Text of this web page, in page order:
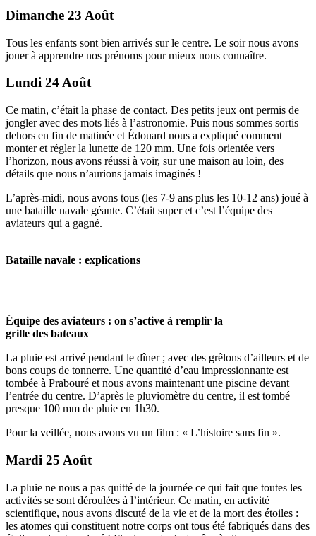
Dimanche 23 Août
Tous les enfants sont bien arrivés sur le centre. Le soir nous avons
jouer à apprendre nos prénoms pour mieux nous connaître.
Lundi 24 Août
Ce matin, c’était la phase de contact. Des petits jeux ont permis de
jongler avec des mots liés à l’astronomie. Puis nous sommes sortis
dehors en fin de matinée et Édouard nous a expliqué comment
monter et régler la lunette de 120 mm. Une fois orientée vers
l’horizon, nous avons réussi à voir, sur une maison au loin, des
détails que nous n’aurions jamais imaginés !
L’après-midi, nous avons tous (les 7-9 ans plus les 10-12 ans) joué à
une bataille navale géante. C’était super et c’est l’équipe des
aviateurs qui a gagné.
Bataille navale : explications
Équipe des aviateurs : on s’active à remplir la
grille des bateaux
La pluie est arrivé pendant le dîner ; avec des grêlons d’ailleurs et de
bons coups de tonnerre. Une quantité d’eau impressionnante est
tombée à Prabouré et nous avons maintenant une piscine devant
l’entrée du centre. D’après le pluviomètre du centre, il est tombé
presque 100 mm de pluie en 1h30.
Pour la veillée, nous avons vu un film : « L’histoire sans fin ».
Mardi 25 Août
La pluie ne nous a pas quitté de la journée ce qui fait que toutes les
activités se sont déroulées à l’intérieur. Ce matin, en activité
scientifique, nous avons discuté de la vie et de la mort des étoiles :
les atomes qui constituent notre corps ont tous été fabriqués dans des